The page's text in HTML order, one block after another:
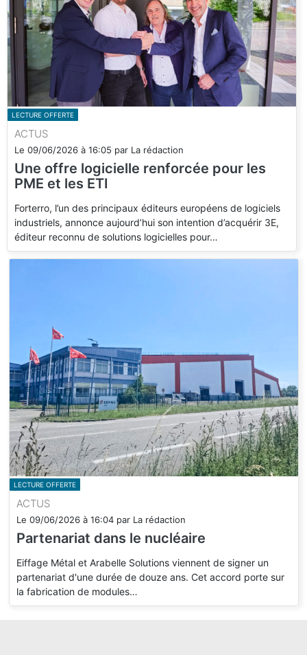
LECTURE OFFERTE
ACTUS
Le 09/06/2026 à 16:05 par La rédaction
Une offre logicielle renforcée pour les
PME et les ETI
Forterro, l’un des principaux éditeurs européens de logiciels
industriels, annonce aujourd’hui son intention d’acquérir 3E,
éditeur reconnu de solutions logicielles pour…
LECTURE OFFERTE
ACTUS
Le 09/06/2026 à 16:04 par La rédaction
Partenariat dans le nucléaire
Eiffage Métal et Arabelle Solutions viennent de signer un
partenariat d'une durée de douze ans. Cet accord porte sur
la fabrication de modules…